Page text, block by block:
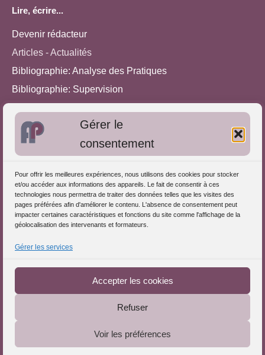
Gérer le
consentement
Pour offrir les meilleures expériences, nous utilisons des cookies pour stocker
et/ou accéder aux informations des appareils. Le fait de consentir à ces
technologies nous permettra de traiter des données telles que les visites des
pages préférées afin d'améliorer le contenu. L'absence de consentement peut
impacter certaines caractéristiques et fonctions du site comme l'affichage de la
géolocalisation des intervenants et formateurs.
Gérer les services
Accepter les cookies
Refuser
Voir les préférences
Lire, écrire...
Devenir rédacteur
Articles - Actualités
Bibliographie: Analyse des Pratiques
Bibliographie: Supervision
Approches de l'Analyse des pratiques
S'inscrire dans l'Annuaire
Publiez vos formations
Charte déontologique
Le Portail de l'Analyse des Pratiques © 2025 - Tous droits
Téléchargez le Guide